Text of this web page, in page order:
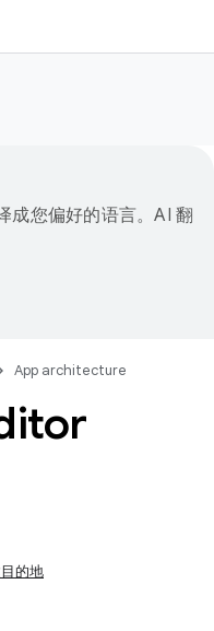
成您偏好的语言。AI 翻
App architecture
的地